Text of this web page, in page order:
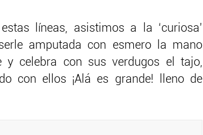
líneas, asistimos a la ‘curiosa’
amputada con esmero la mano
celebra con sus verdugos el tajo,
con ellos ¡Alá es grande! lleno de